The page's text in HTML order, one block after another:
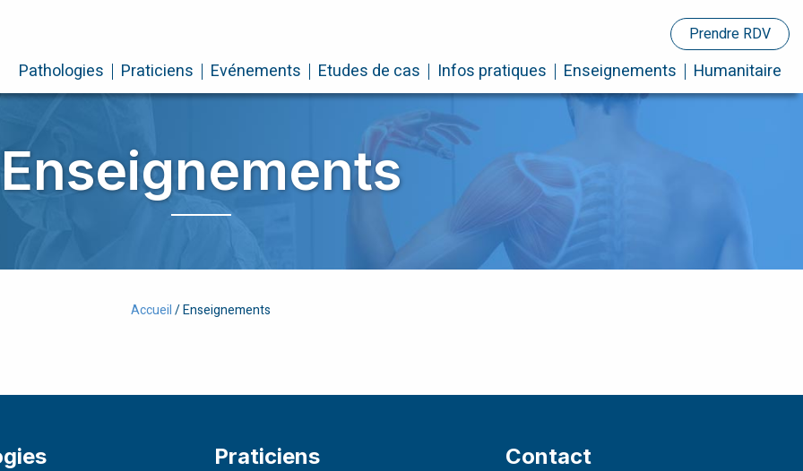
Prendre RDV
Pathologies Praticiens Evénements Etudes de cas Infos pratiques Enseignements Humanitaire
Enseignements
Accueil/Enseignements
Praticiens Contact